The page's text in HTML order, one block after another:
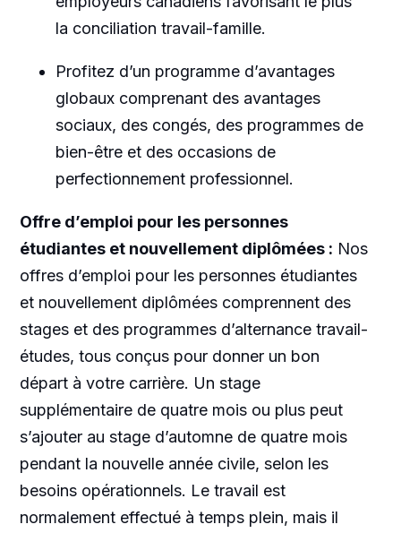
la conciliation travail-famille.
Profitez d’un programme d’avantages
globaux comprenant des avantages
sociaux, des congés, des programmes de
bien-être et des occasions de
perfectionnement professionnel.
Offre d’emploi pour les personnes
étudiantes et nouvellement diplômées : Nos
offres d’emploi pour les personnes étudiantes
et nouvellement diplômées comprennent des
stages et des programmes d’alternance travail-
études, tous conçus pour donner un bon
départ à votre carrière. Un stage
supplémentaire de quatre mois ou plus peut
s’ajouter au stage d’automne de quatre mois
pendant la nouvelle année civile, selon les
besoins opérationnels. Le travail est
normalement effectué à temps plein, mais il